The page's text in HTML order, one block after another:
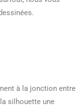
à la jonction entre
silhouette une